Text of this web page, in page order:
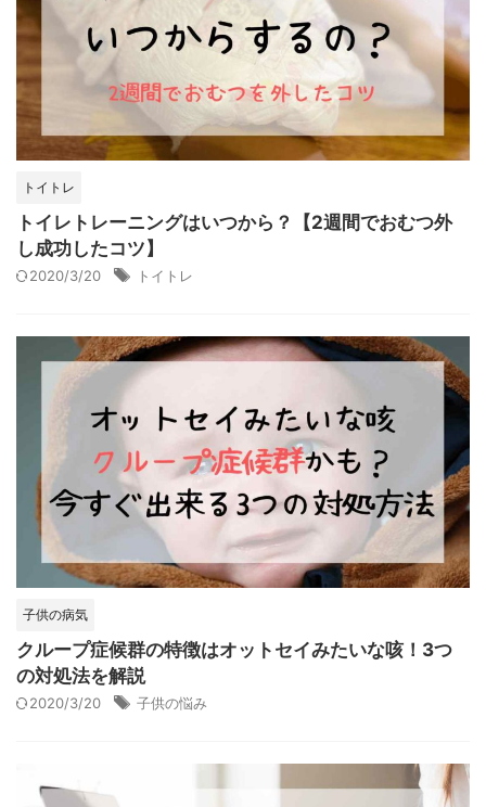
トイトレ
トイレトレーニングはいつから？【2週間でおむつ外
し成功したコツ】
2020/3/20 トイトレ
子供の病気
クループ症候群の特徴はオットセイみたいな咳！3つ
の対処法を解説
2020/3/20 子供の悩み